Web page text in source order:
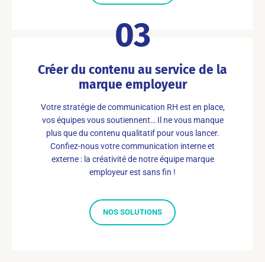
03
Créer du contenu au service de la
marque employeur
Votre stratégie de communication RH est en place,
vos équipes vous soutiennent… Il ne vous manque
plus que du contenu qualitatif pour vous lancer.
Confiez-nous votre communication interne et
externe : la créativité de notre équipe marque
employeur est sans fin !
NOS SOLUTIONS